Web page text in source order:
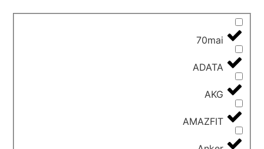
70mai
ADATA
AKG
AMAZFIT